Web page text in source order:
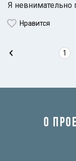
Я невнимательно
Нравится
1
О